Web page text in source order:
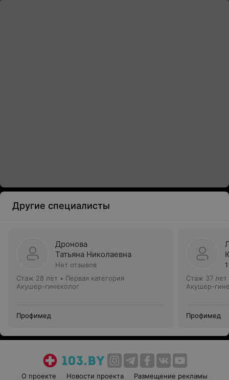
Другие специалисты
Дронова
Татьяна Николаевна
Нет отзывов
Стаж 28 лет • Первая категория
Акушер-гинеколог
Профимед
Стаж 37 лет
Акушер-
Профимед
О проекте Новости проекта Размещение рекламы